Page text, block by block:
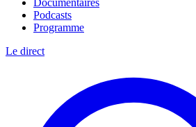
Documentaires
Podcasts
Programme
Le direct